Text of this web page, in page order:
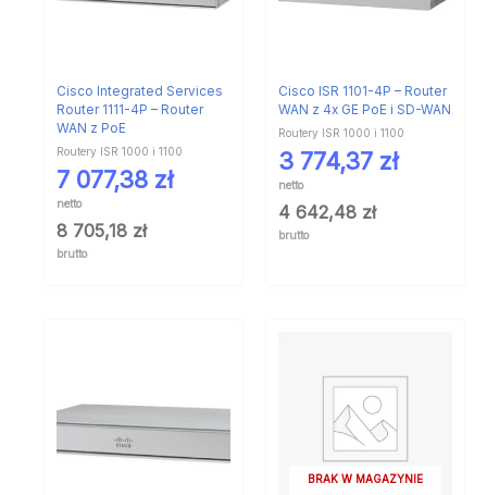
Cisco Integrated Services
Router 1111-4P – Router
WAN z PoE
Routery ISR 1000 i 1100
7 077,38 zł
netto
8 705,18 zł
brutto
Cisco ISR 1101-4P – Router
WAN z 4x GE PoE i SD-WAN
Routery ISR 1000 i 1100
3 774,37 zł
netto
4 642,48 zł
brutto
BRAK W MAGAZYNIE